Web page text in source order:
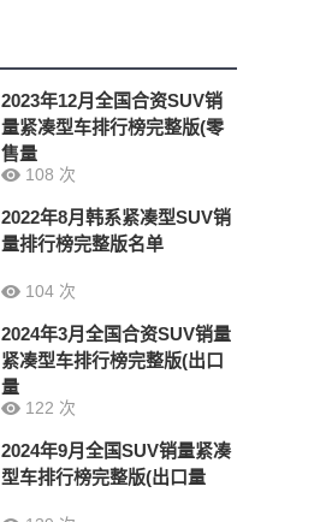
2023年12月全国合资SUV销
量紧凑型车排行榜完整版(零
售量
108 次
2022年8月韩系紧凑型SUV销
量排行榜完整版名单
104 次
2024年3月全国合资SUV销量
紧凑型车排行榜完整版(出口
量
122 次
2024年9月全国SUV销量紧凑
型车排行榜完整版(出口量